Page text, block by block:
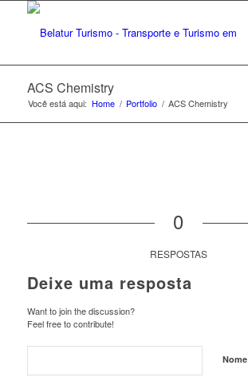
ACS Chemistry
Você está aqui: Home / Portfolio / ACS Chemistry
0
RESPOSTAS
Deixe uma resposta
Want to join the discussion?
Feel free to contribute!
Nome